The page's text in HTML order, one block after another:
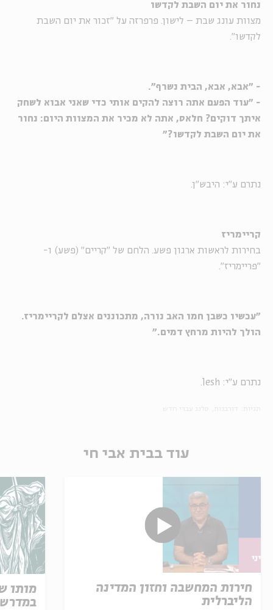
נחור את יום השבת לקדשו
מצוות עונג שבת – לישון. פרפרזה על "זכור את יום השבת
לקדשו".
- "אבא, אבא, הבית נשרף".
- "עוד הפעם אתה רוצה להקים אותי כדי שאני אבוא לשחק
איתך דוקים? חלאס, אתה לא מכיר את המצוות היום: נחור
את יום השבת לקדשו?"
נתרם ע"י: היבש"ן.
קריימריז
בחירות לראשות ארגון פשע. הלחם של "קריים" (פשע) ו-
"פריימריז".
"עכשיו כשבן חמו האב נורה, מתכוננים אצלם לקריימריז.
הולך להיות מרחץ דמים."
נתרם ע"י: lesh.
עוד בבית אבי חי
חירות המחשבה וחזון המדינה
הליברלית
מותו